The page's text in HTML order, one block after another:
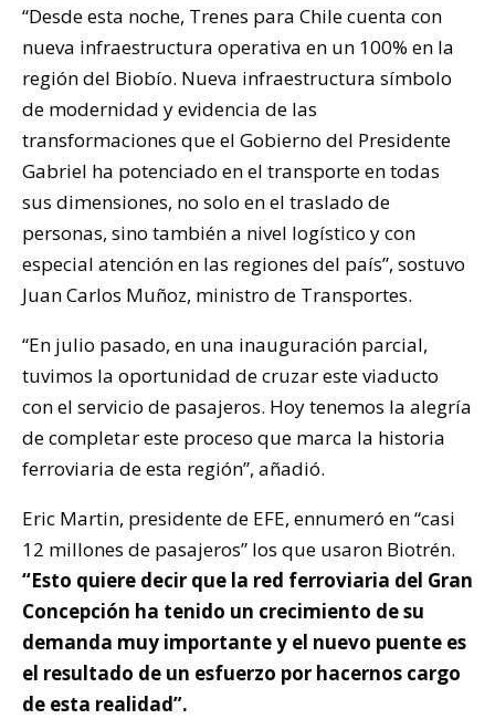
“Desde esta noche, Trenes para Chile cuenta con
nueva infraestructura operativa en un 100% en la
región del Biobío. Nueva infraestructura símbolo
de modernidad y evidencia de las
transformaciones que el Gobierno del Presidente
Gabriel ha potenciado en el transporte en todas
sus dimensiones, no solo en el traslado de
personas, sino también a nivel logístico y con
especial atención en las regiones del país”, sostuvo
Juan Carlos Muñoz, ministro de Transportes.
“En julio pasado, en una inauguración parcial,
tuvimos la oportunidad de cruzar este viaducto
con el servicio de pasajeros. Hoy tenemos la alegría
de completar este proceso que marca la historia
ferroviaria de esta región”, añadió.
Eric Martin, presidente de EFE, ennumeró en “casi
12 millones de pasajeros” los que usaron Biotrén.
“Esto quiere decir que la red ferroviaria del Gran
Concepción ha tenido un crecimiento de su
demanda muy importante y el nuevo puente es
el resultado de un esfuerzo por hacernos cargo
de esta realidad”.